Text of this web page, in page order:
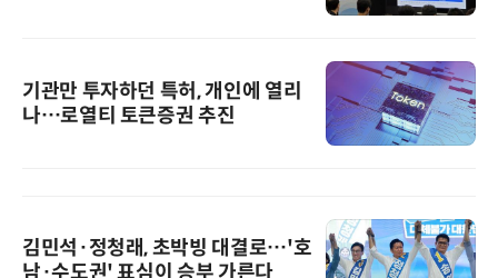
기관만 투자하던 특허, 개인에 열리
나…로열티 토큰증권 추진
김민석·정청래, 초박빙 대결로…'호
남·수도권' 표심이 승부 가른다